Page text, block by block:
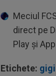
Meciul
direct pe
Play și
Etichete: